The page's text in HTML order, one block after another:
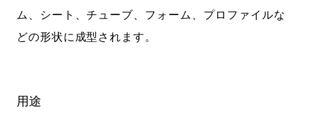
ム、シート、チューブ、フォーム、プロファイルな
どの形状に成型されます。
用途